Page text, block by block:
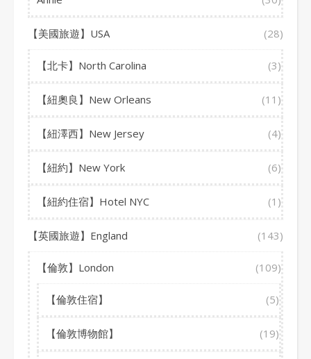
【美國旅遊】USA (28)
【北卡】North Carolina (3)
【紐奧良】New Orleans (11)
【紐澤西】New Jersey (4)
【紐約】New York (6)
【紐約住宿】Hotel NYC (1)
【英國旅遊】England (143)
【倫敦】London (109)
【倫敦住宿】 (5)
【倫敦博物館】 (19)